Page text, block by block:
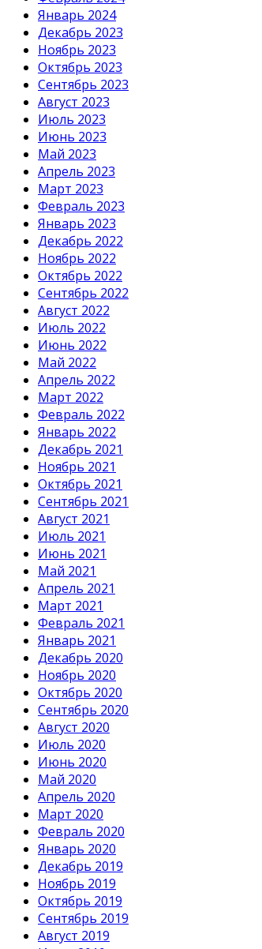
Январь 2024
Декабрь 2023
Ноябрь 2023
Октябрь 2023
Сентябрь 2023
Август 2023
Июль 2023
Июнь 2023
Май 2023
Апрель 2023
Март 2023
Февраль 2023
Январь 2023
Декабрь 2022
Ноябрь 2022
Октябрь 2022
Сентябрь 2022
Август 2022
Июль 2022
Июнь 2022
Май 2022
Апрель 2022
Март 2022
Февраль 2022
Январь 2022
Декабрь 2021
Ноябрь 2021
Октябрь 2021
Сентябрь 2021
Август 2021
Июль 2021
Июнь 2021
Май 2021
Апрель 2021
Март 2021
Февраль 2021
Январь 2021
Декабрь 2020
Ноябрь 2020
Октябрь 2020
Сентябрь 2020
Август 2020
Июль 2020
Июнь 2020
Май 2020
Апрель 2020
Март 2020
Февраль 2020
Январь 2020
Декабрь 2019
Ноябрь 2019
Октябрь 2019
Сентябрь 2019
Август 2019